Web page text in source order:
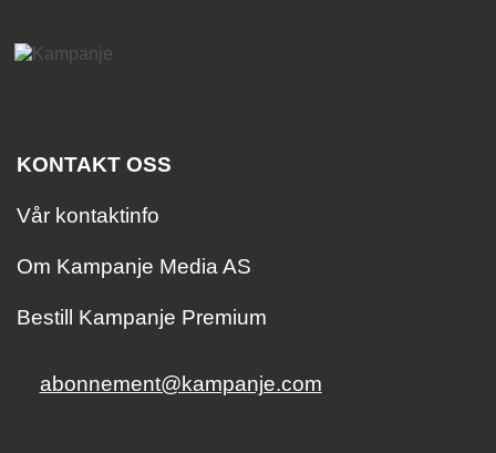
KONTAKT OSS
Vår kontaktinfo
Om Kampanje Media AS
Bestill Kampanje Premium
abonnement@kampanje.com